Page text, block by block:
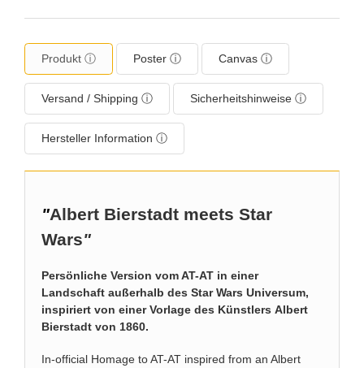
Produkt ⓘ Poster ⓘ Canvas ⓘ
Versand / Shipping ⓘ Sicherheitshinweise ⓘ
Hersteller Information ⓘ
"Albert Bierstadt meets Star
Wars"
Persönliche Version vom AT-AT in einer
Landschaft außerhalb des Star Wars Universum,
inspiriert von einer Vorlage des Künstlers Albert
Bierstadt von 1860.
In-official Homage to AT-AT inspired from an Albert